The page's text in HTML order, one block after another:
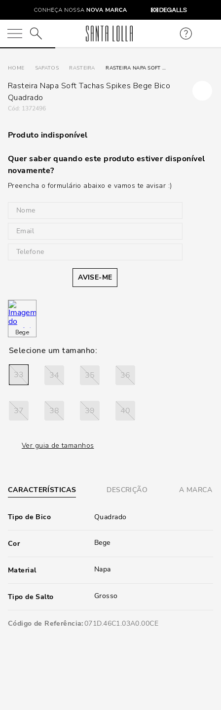
O que você está procurando?
SAPATOS RASTEIRA RASTEIRA NAPA SOFT TACHAS SPIKES BEGE BICO QUADRADO
Rasteira Napa Soft Tachas Spikes Bege Bico
Quadrado
: 1372496
Produto indisponível
Quer saber quando este produto estiver disponível
novamente?
Preencha o formulário abaixo e vamos te avisar :)
AVISE-ME
Bege
33 34 35 36
37 38 39 40
Ver guia de tamanhos
CARACTERÍSTICAS DESCRIÇÃO A MARCA
Tipo de Bico Quadrado
Cor Bege
Material Napa
Tipo de Salto Grosso
Código de Referência 071D.46C1.03A0.00CE